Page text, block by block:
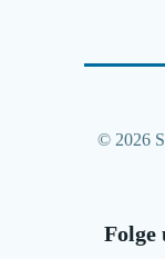
© 2026
Folge